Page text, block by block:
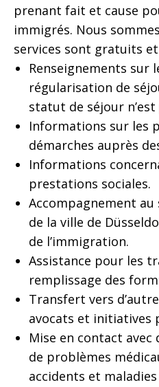
prenant fait et cause
immigrés. Nous
services sont gratuits
Renseignements sur
régularisation de
statut de séjour
Informations sur les
démarches auprès
Informations
prestations sociales.
Accompagnement
de la ville de
de l’immigration.
Assistance pour les
remplissage des
Transfert vers
avocats et initiatives
Mise en contact avec
de problèmes
accidents et maladies